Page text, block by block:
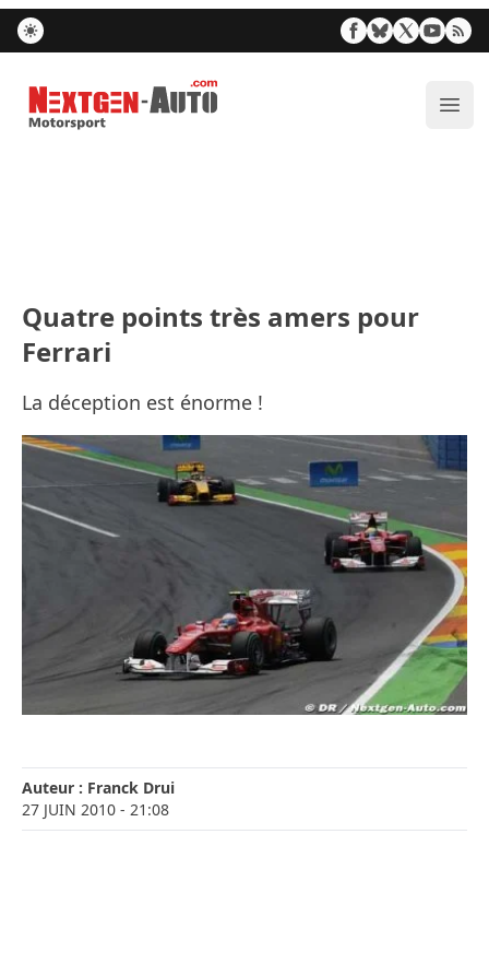
Nextgen-Auto.com
Quatre points très amers pour
Ferrari
La déception est énorme !
Auteur : Franck Drui
27 JUIN 2010 - 21:08